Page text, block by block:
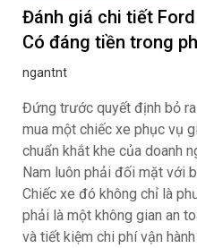
Đánh giá chi tiết
Có đáng tiền trong
ngantnt
Đứng trước quyết định bỏ
mua một chiếc xe phục vụ
chuẩn khắt khe của doanh
Nam luôn phải đối mặt với
Chiếc xe đó không chỉ là
phải là một không gian an
và tiết kiệm chi phí vận